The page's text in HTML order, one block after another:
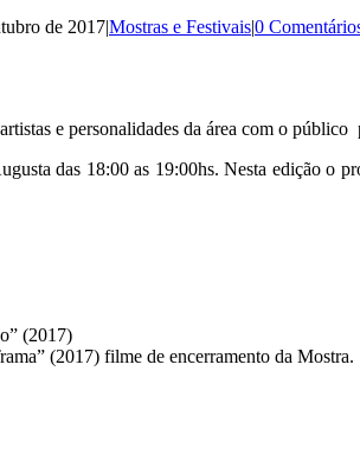
de 2017|Mostras e Festivais|0
e personalidades da área com o
das 18:00 as 19:00hs. Nesta edição
(2017)
(2017) filme de encerramento da Mostra.